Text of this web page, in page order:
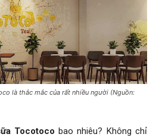
là thắc mắc của rất nhiều người (Nguồn:
Tocotoco bao nhiêu? Không chỉ